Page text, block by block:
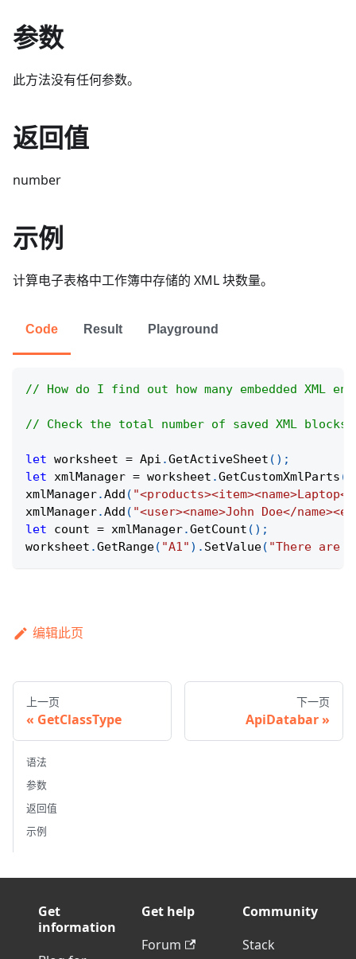
参数
此方法没有任何参数。
返回值
number
示例
计算电子表格中工作簿中存储的 XML 块数量。
Code Result Playground
// How do I find out how many embedded XML
// Check the total number of saved XML
let worksheet = Api .GetActiveSheet ( ) ;
let xmlManager = worksheet .GetCustomXmlParts (
xmlManager.Add (
xmlManager.Add ( "<user><name>John Doe</
let count = xmlManager.GetCount ( ) ;
worksheet .GetRange( "A1" ) . SetValue( "There are "
编辑此页
上一页
GetClassType
下一页
ApiDatabar
语法
参数
返回值
示例
Get
information
Get help
Forum
Community
Stack